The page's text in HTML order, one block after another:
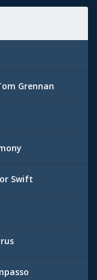
Grennan
Swift